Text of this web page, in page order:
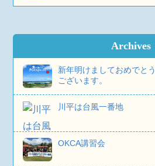
Archives
新年明けましておめでとう
ございます。
川平は台風一番地
OKCA講習会